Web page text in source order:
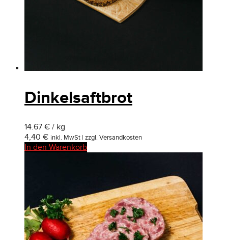
Dinkelsaftbrot
14.67 € / kg
4,40 € inkl. MwSt | zzgl. Versandkosten
In den Warenkorb